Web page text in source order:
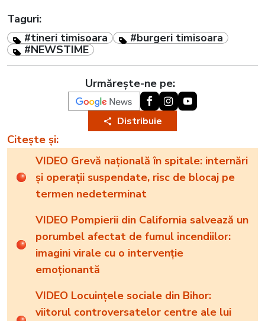
Taguri:
#tineri timisoara
#burgeri timisoara
#NEWSTIME
Urmărește-ne pe:
Distribuie
Citește și:
VIDEO Grevă națională în spitale: internări
și operații suspendate, risc de blocaj pe
termen nedeterminat
VIDEO Pompierii din California salvează un
porumbel afectat de fumul incendiilor:
imagini virale cu o intervenție
emoționantă
VIDEO Locuințele sociale din Bihor:
viitorul controversatelor centre ale lui